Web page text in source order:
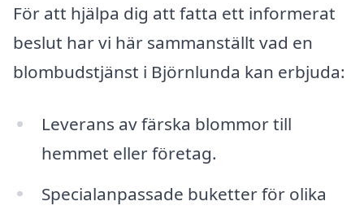
För att hjälpa dig att fatta ett informerat
beslut har vi här sammanställt vad en
blombudstjänst i Björnlunda kan erbjuda:
Leverans av färska blommor till
hemmet eller företag.
Specialanpassade buketter för olika